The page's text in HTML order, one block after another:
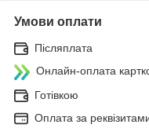
Умови оплати
Післяплата
Онлайн-оплата
Готівкою
Оплата за